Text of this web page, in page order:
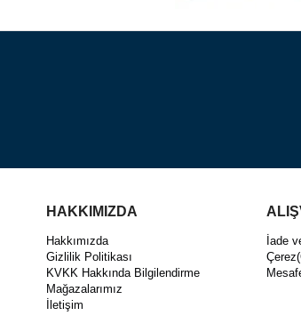
HAKKIMIZDA
Hakkımızda
Gizlilik Politikası
KVKK Hakkında Bilgilendirme
Mağazalarımız
İletişim
İade